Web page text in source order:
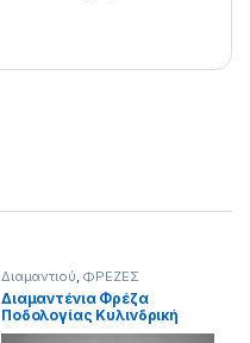
Διαμαντιού, ΦΡΕΖΕΣ
Διαμαντένια Φρέζα
Ποδολογίας Κυλινδρική
Λεπτή Κόκκινη